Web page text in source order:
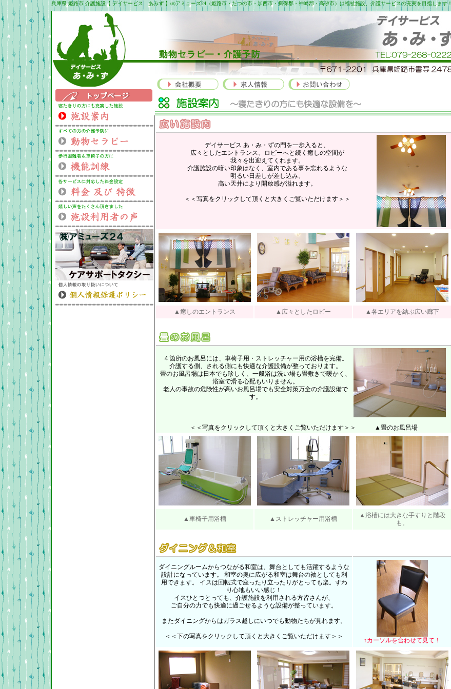
兵庫県 姫路市 介護施設【 デイサービス あみず 】㈱アミューズ24（姫路市・たつの市・加西市・揖保郡・神崎郡・高砂市）は福祉施設、介護サービスの充実を目指します！
デイサービス あ・み・ずの門を一歩入ると、
広々としたエントランス、ロビーへと続く癒しの空間が
我々を出迎えてくれます。
介護施設の暗い印象はなく、室内である事を忘れるような
明るい日差しが差し込み、
高い天井により開放感が溢れます。
＜＜写真をクリックして頂くと大きくご覧いただけます＞＞
▲癒しのエントランス ▲広々としたロビー ▲各エリアを結ぶ広い廊下
４箇所のお風呂には、車椅子用・ストレッチャー用の浴槽を完備。
介護する側、される側にも快適な介護設備が整っております。
畳のお風呂場は日本でも珍しく、一般浴は洗い場も畳敷きで暖かく、
浴室で滑る心配もいりません。
老人の事故の危険性が高いお風呂場でも安全対策万全の介護設備で
す。
＜＜写真をクリックして頂くと大きくご覧いただけます＞＞ ▲畳のお風呂場
▲車椅子用浴槽 ▲ストレッチャー用浴槽
▲浴槽には大きな手すりと階段
も。
ダイニングルームからつながる和室は、舞台としても活躍するような
設計になっています。 和室の奥に広がる和室は舞台の袖としても利
用できます。 イスは回転式で座ったり立ったりがとっても楽。すわ
り心地もいい感じ！
イスひとつとっても、介護施設を利用される方皆さんが、
ご自分の力でも快適に過ごせるような設備が整っています。
またダイニングからはガラス越しにいつでも動物たちが見れます。
＜＜下の写真をクリックして頂くと大きくご覧いただけます＞＞
↑カーソルを合わせて見て！